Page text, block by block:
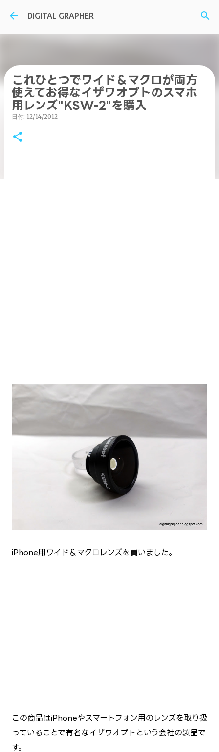
スキップしてメイン コンテンツに移動
DIGITAL GRAPHER
これひとつでワイド＆マクロが両方
使えてお得なイザワオプトのスマホ
用レンズ"KSW-2"を購入
日付: 12/14/2012
iPhone用ワイド＆マクロレンズを買いました。
この商品はiPhoneやスマートフォン用のレンズを取り扱
っていることで有名なイザワオプトという会社の製品で
す。